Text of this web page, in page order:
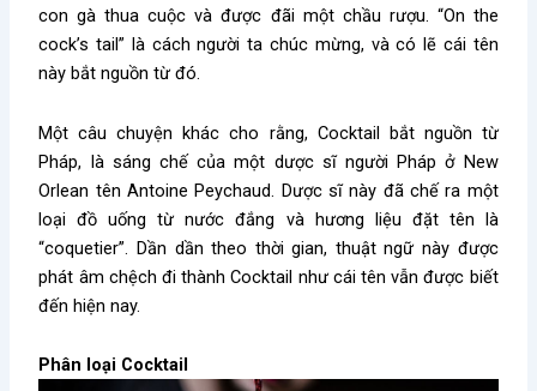
con gà thua cuộc và được đãi một chầu rượu. “On the
cock’s tail” là cách người ta chúc mừng, và có lẽ cái tên
này bắt nguồn từ đó.
Một câu chuyện khác cho rằng, Cocktail bắt nguồn từ
Pháp, là sáng chế của một dược sĩ người Pháp ở New
Orlean tên Antoine Peychaud. Dược sĩ này đã chế ra một
loại đồ uống từ nước đắng và hương liệu đặt tên là
“coquetier”. Dần dần theo thời gian, thuật ngữ này được
phát âm chệch đi thành Cocktail như cái tên vẫn được biết
đến hiện nay.
Phân loại Cocktail